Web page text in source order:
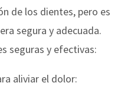
de los dientes, pero es
segura y adecuada.
seguras y efectivas:
aliviar el dolor: